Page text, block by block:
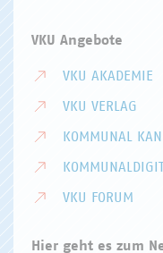
VKU Angebote
VKU AKADEMIE
VKU VERLAG
KOMMUNAL
VKU FORUM
Hier geht es zum